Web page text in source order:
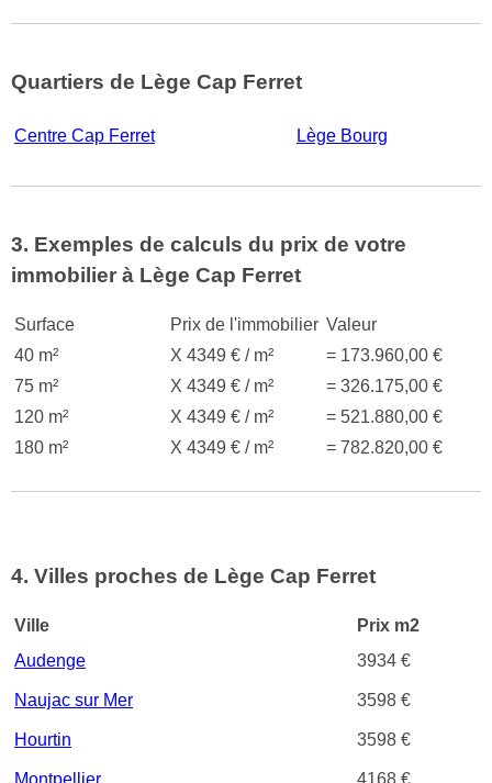
Quartiers de Lège Cap Ferret
Centre Cap Ferret Lège Bourg
3. Exemples de calculs du prix de votre
immobilier à Lège Cap Ferret
Surface Prix de l'immobilier Valeur
40 m²
X 4349 € / m²
= 173.960,00 €
75 m²
X 4349 € / m²
= 326.175,00 €
120 m²
X 4349 € / m²
= 521.880,00 €
180 m²
X 4349 € / m² = 782.820,00 €
4. Villes proches de Lège Cap Ferret
Ville
Prix m2
Audenge
3934 €
Naujac sur Mer 3598 €
Hourtin 3598 €
Montpellier 4168 €